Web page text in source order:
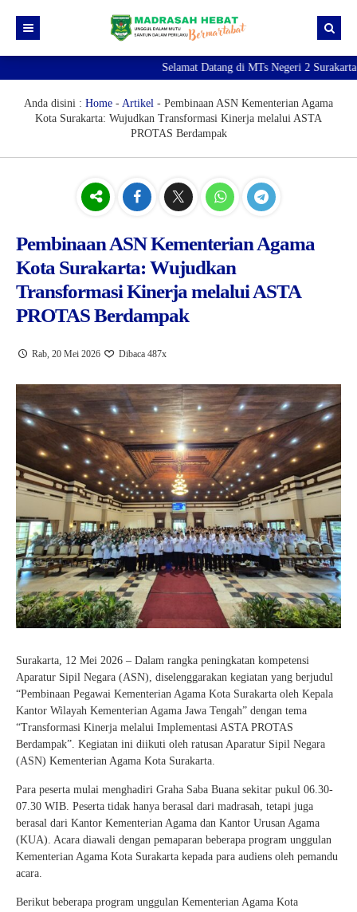
Berita
Visi Misi
Sejarah Madrasah
PTK
Guru & Tendik
Simpatika
Online CBT
Ekstrakurikuler
PMBM 2026/2027
Brosur PMBM
Video Tutorial Pendaftaran
Selamat Datang di MTs Negeri 2 Surakarta |
Anda disini : Home - Artikel - Pembinaan ASN Kementerian Agama
Kota Surakarta: Wujudkan Transformasi Kinerja melalui ASTA
PROTAS Berdampak
Pembinaan ASN Kementerian Agama
Kota Surakarta: Wujudkan
Transformasi Kinerja melalui ASTA
PROTAS Berdampak
Rab, 20 Mei 2026 Dibaca 487x
Surakarta, 12 Mei 2026 – Dalam rangka peningkatan kompetensi
Aparatur Sipil Negara (ASN), diselenggarakan kegiatan yang berjudul
“Pembinaan Pegawai Kementerian Agama Kota Surakarta oleh Kepala
Kantor Wilayah Kementerian Agama Jawa Tengah” dengan tema
“Transformasi Kinerja melalui Implementasi ASTA PROTAS
Berdampak”. Kegiatan ini diikuti oleh ratusan Aparatur Sipil Negara
(ASN) Kementerian Agama Kota Surakarta.
Para peserta mulai menghadiri Graha Saba Buana sekitar pukul 06.30-
07.30 WIB. Peserta tidak hanya berasal dari madrasah, tetapi juga
berasal dari Kantor Kementerian Agama dan Kantor Urusan Agama
(KUA). Acara diawali dengan pemaparan beberapa program unggulan
Kementerian Agama Kota Surakarta kepada para audiens oleh pemandu
acara.
Berikut beberapa program unggulan Kementerian Agama Kota